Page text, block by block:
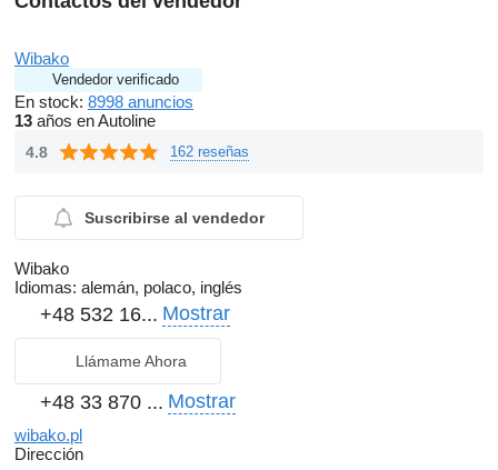
Wibako
Vendedor verificado
En stock: 8998 anuncios
13 años en Autoline
4.8 162 reseñas
Suscribirse al vendedor
Wibako
Idiomas: alemán, polaco, inglés
+48 532 16... Mostrar
Llámame Ahora
+48 33 870 ... Mostrar
wibako.pl
Dirección